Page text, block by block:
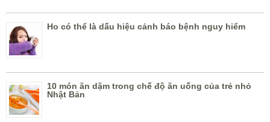
Ho có thể là dấu hiệu cảnh báo bệnh nguy hiểm
10 món ăn dặm trong chế độ ăn uống của trẻ nhỏ
Nhật Bản